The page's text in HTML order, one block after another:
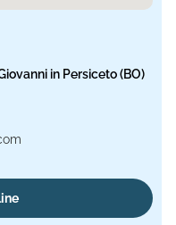
in Persiceto (BO)